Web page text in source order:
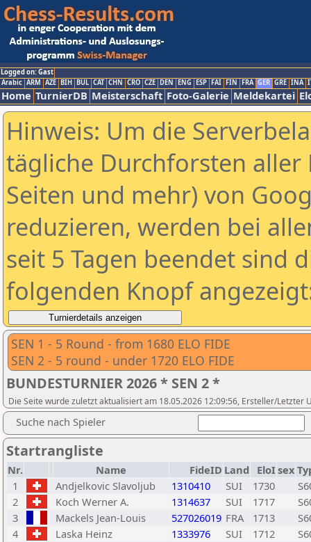
Logged on: Gast
Arabic ARM AZE BIH BUL CAT CHN CRO CZE DEN ENG ESP FAI FIN FRA GER GRE INA
Home TurnierDB Meisterschaft Foto-Galerie Meldekartei
Hinweis: Um die
tägliche Durchforsten aller
Seiten und mehr) von
reduzieren, werden bei
seit 5 Tagen beendet sind
folgenden Knopf
SEN 1 - 5 Round - from 1680 ELO FIDE
SEN 2 - 5 round - under 1720 ELO FIDE
BUNDESTURNIER 2026 * SEN 2 *
Die Seite wurde zuletzt aktualisiert am 18.05.2026 12:09:56, Ersteller/Letzter
Suche nach Spieler
Startrangliste
Nr. Name FideID Land EloIsex
1
Andjelkovic Slavoljub 1310410 SUI 1730
2
Koch Werner A. 1314637 SUI 1717
3
Mackels Jean-Louis 527026019 FRA 1713
4
Laska Heinz 1333976 SUI 1712